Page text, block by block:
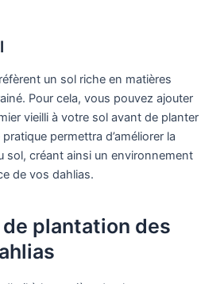
un sol riche en matières
Pour cela, vous pouvez ajouter
vieilli à votre sol avant de planter
permettra d’améliorer la
sol, créant ainsi un environnement
de vos dahlias.
plantation des